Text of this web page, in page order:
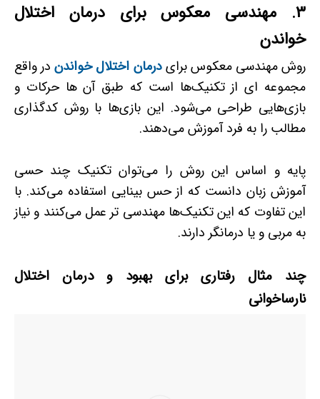
3. مهندسی معکوس برای درمان اختلال
خواندن
روش مهندسی معکوس برایدرمان اختلال خواندندر واقع
مجموعه ­ای از تکنیک‌ها است که طبق آن ها حرکات و
بازی‌هایی طراحی می‌شود. این بازی‌ها با روش کدگذاری
مطالب را به فرد آموزش می‌دهند.
پایه و اساس این روش را می‌توان تکنیک چند حسی
آموزش زبان دانست که از حس بینایی استفاده می‌کند. با
این تفاوت که این تکنیک‌ها مهندسی­ تر عمل می‌کنند و نیاز
به مربی و یا درمانگر دارند.
چند مثال رفتاری برای بهبود و درمان اختلال
نارساخوانی